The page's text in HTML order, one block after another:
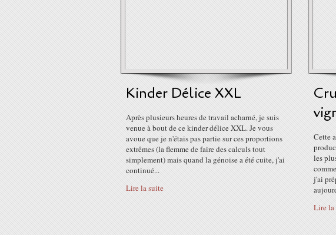
Kinder Délice XXL
Après plusieurs heures de travail acharné, je suis
venue à bout de ce kinder délice XXL. Je vous
avoue que je n'étais pas partie sur ces proportions
extrêmes (la flemme de faire des calculs tout
simplement) mais quand la génoise a été cuite, j'ai
continué...
Lire la suite
Cette
les
j'ai
Lire la